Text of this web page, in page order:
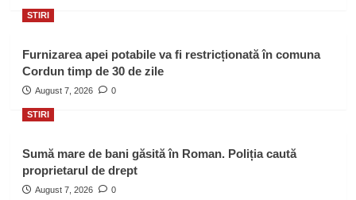
STIRI
Furnizarea apei potabile va fi restricționată în comuna
Cordun timp de 30 de zile
August 7, 2026 0
STIRI
Sumă mare de bani găsită în Roman. Poliția caută
proprietarul de drept
August 7, 2026 0